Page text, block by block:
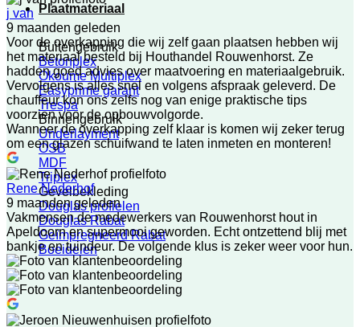
Plaatmateriaal
Buitengebruik
Betonplex
Okoume Multiplex
Easyprime garant
Trespa
Binnengebruik
Underlayment
OSB
MDF
Triplex
Gevelbekleding
Douglas profielen
Douglas Rabat
Geïmpregneerd Rabat
Boeidelen
j van
9 maanden geleden
Voor de overkapping die wij zelf gaan plaatsen hebben wij
het materiaal besteld bij Houthandel Rouwenhorst. Ze
hadden goed advies over maatvoering en materiaalgebruik.
Vervolgens is alles snel en volgens afspraak geleverd. De
chauffeur kon ons zelfs nog van enige praktische tips
voorzien voor de opbouwvolgorde.
Wanneer de overkapping zelf klaar is komen wij zeker terug
om een glazen schuifwand te laten inmeten en monteren!
Rene Nederhof
9 maanden geleden
Vakmensen de medewerkers van Rouwenhorst hout in
Apeldoorn en supermooi geworden. Echt ontzettend blij met
bankje en tuindeur. De volgende klus is zeker weer voor hun.